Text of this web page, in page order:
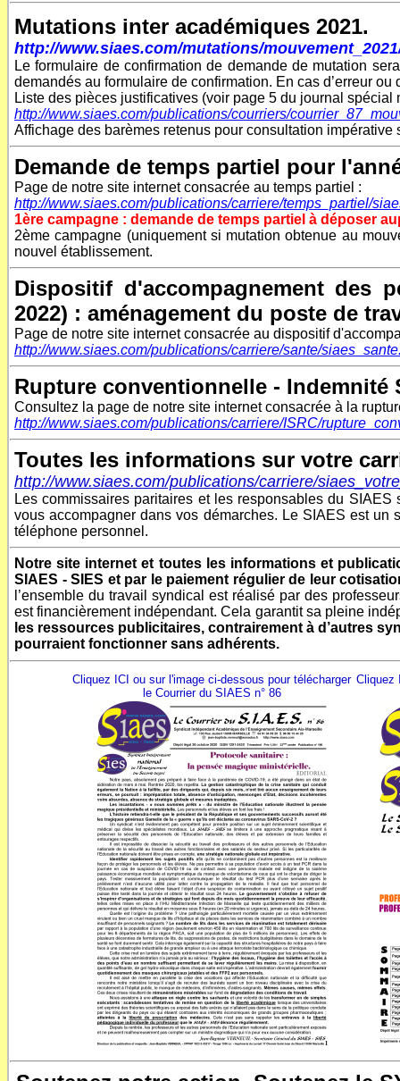
Mutations inter académiques 2021.
http://www.siaes.com/mutations/
Le formulaire de confirmation de demande de mutation
demandés au formulaire de confirmation. En cas d’erreur
Liste des pièces justificatives (voir page 5 du journal
http://www.siaes.com/publications/courriers/
Affichage des barèmes retenus pour consultation impérative
Demande de temps partiel pour
Page de notre site internet consacrée au temps partiel :
http://www.siaes.com/publications/carriere/temps_partiel/
1ère campagne : demande de temps partiel à déposer
2ème campagne (uniquement si mutation obtenue au
nouvel établissement.
Dispositif d'accompagnement des
2022) : aménagement du poste de
Page de notre site internet consacrée au dispositif
http://www.siaes.com/publications/carriere/sante/
Rupture conventionnelle - Indemnité
Consultez la page de notre site internet consacrée à la
http://www.siaes.com/publications/carriere/ISRC/
Toutes les informations sur votre
http://www.siaes.com/publications/carriere/
Les commissaires paritaires et les responsables du
vous accompagner dans vos démarches. Le SIAES est
téléphone personnel.
Notre site internet et toutes les informations et
SIAES - SIES et par le paiement régulier de leur
l’ensemble du travail syndical est réalisé par des
est financièrement indépendant.Cela garantit sa pleine
les ressources publicitaires, contrairement à d’autres
pourraient fonctionner sans adhérents.
Cliquez ICI ou sur l'image ci-dessous pour télécharger
le Courrier du SIAES n° 86
Cliquez